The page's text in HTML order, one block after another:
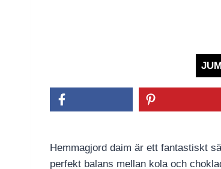
Hemmagjord daim är ett fantastiskt
perfekt balans mellan kola och